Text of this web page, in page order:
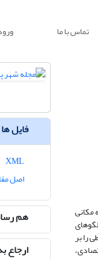
تماس با ما
را بر
فایل ها
اصل
هم
ارجاع